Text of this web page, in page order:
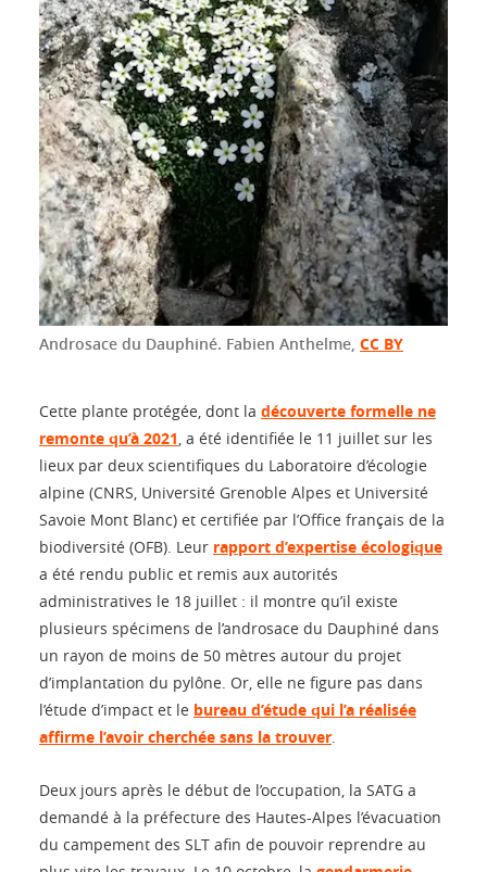
Androsace du Dauphiné. Fabien Anthelme, CC BY
Cette plante protégée, dont la découverte formelle ne
remonte qu’à 2021, a été identifiée le 11 juillet sur les
lieux par deux scientifiques du Laboratoire d’écologie
alpine (CNRS, Université Grenoble Alpes et Université
Savoie Mont Blanc) et certifiée par l’Office français de la
biodiversité (OFB). Leur rapport d’expertise écologique
a été rendu public et remis aux autorités
administratives le 18 juillet : il montre qu’il existe
plusieurs spécimens de l’androsace du Dauphiné dans
un rayon de moins de 50 mètres autour du projet
d’implantation du pylône. Or, elle ne figure pas dans
l’étude d’impact et le bureau d’étude qui l’a réalisée
affirme l’avoir cherchée sans la trouver.
Deux jours après le début de l’occupation, la SATG a
demandé à la préfecture des Hautes-Alpes l’évacuation
du campement des SLT afin de pouvoir reprendre au